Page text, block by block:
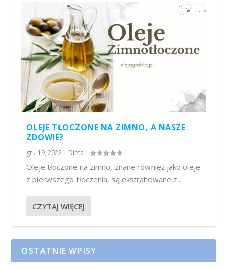
OLEJE TŁOCZONE NA ZIMNO, A NASZE
ZDOWIE?
gru 19, 2022 | Dieta |
Oleje tłoczone na zimno, znane również jako oleje
z pierwszego tłoczenia, są ekstrahowane z...
CZYTAJ WIĘCEJ
OSTATNIE WPISY